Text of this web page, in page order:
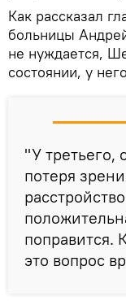
Как рассказал
больницы
не нуждается,
состоянии, у
"У третьего,
потеря
поправится.
это вопрос